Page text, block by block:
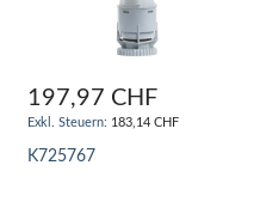
197,97 CHF
183,14 CHF
K725767